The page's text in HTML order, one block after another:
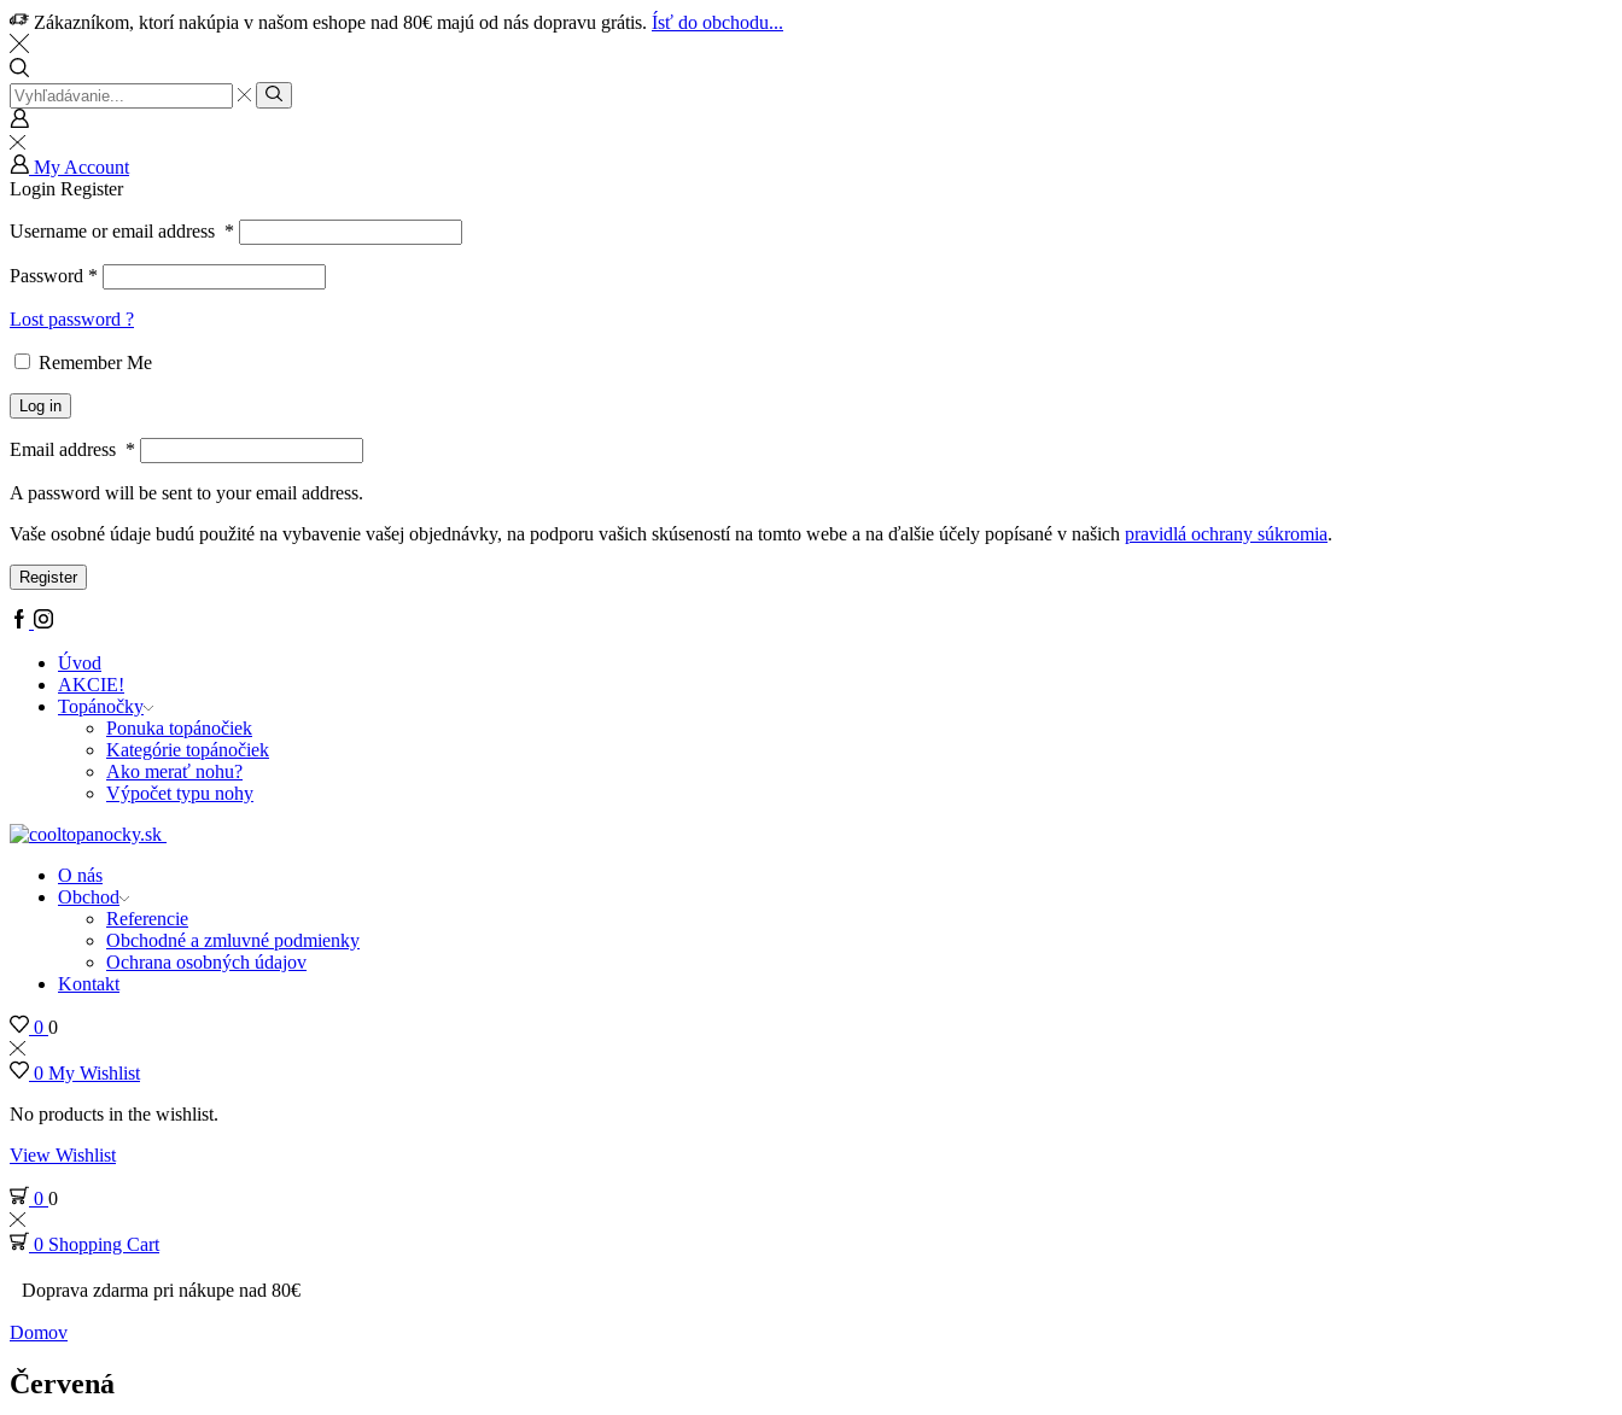
Zákazníkom, ktorí nakúpia v našom eshope nad 80€ majú od nás dopravu grátis. Ísť do obchodu...
Search
input
My Account
Login Register
Username or email address *
Password *
Lost password ?
Remember Me
Log in
Email address *
A password will be sent to your email address.
Vaše osobné údaje budú použité na vybavenie vašej objednávky, na podporu vašich skúseností na tomto webe a na ďalšie účely popísané v našich pravidlá ochrany súkromia.
Register
Úvod
AKCIE!
Topánočky
Ponuka topánočiek
Kategórie topánočiek
Ako merať nohu?
Výpočet typu nohy
O nás
Obchod
Referencie
Obchodné a zmluvné podmienky
Ochrana osobných údajov
Kontakt
0 0
0 My Wishlist
No products in the wishlist.
View Wishlist
0 0
0 Shopping Cart
Doprava zdarma pri nákupe nad 80€
Domov
Červená